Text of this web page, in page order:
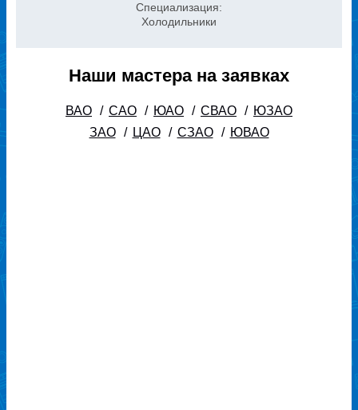
Специализация:
Холодильники
Наши мастера на заявках
ВАО / САО / ЮАО / СВАО / ЮЗАО
ЗАО
/ ЦАО / СЗАО / ЮВАО